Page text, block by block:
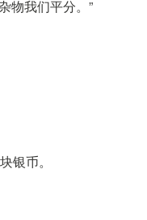
物我们平分。”
银币。